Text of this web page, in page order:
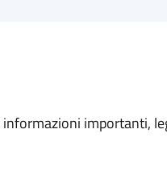
importanti,